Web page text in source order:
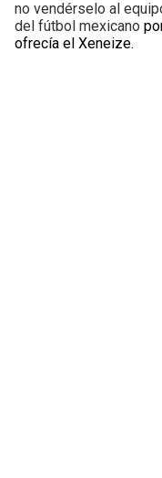
no vendérselo al
del fútbol mexicano
ofrecía el Xeneize.